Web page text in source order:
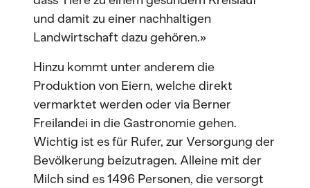
und damit zu einer nachhaltigen
Landwirtschaft dazu gehören.»
Hinzu kommt unter anderem die
Produktion von Eiern, welche direkt
vermarktet werden oder via Berner
Freilandei in die Gastronomie gehen.
Wichtig ist es für Rufer, zur Versorgung der
Bevölkerung beizutragen. Alleine mit der
Milch sind es 1496 Personen, die versorgt